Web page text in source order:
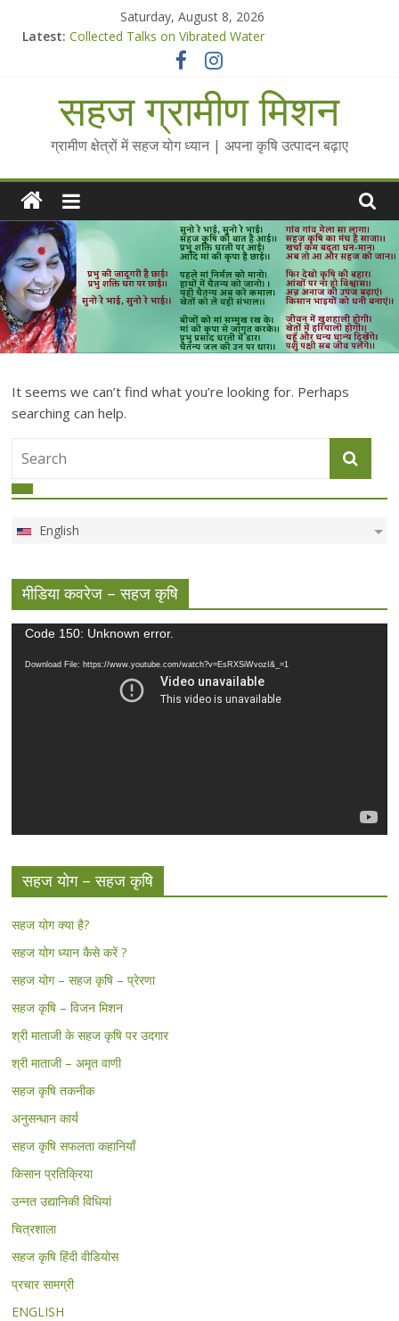
Saturday, August 8, 2026
Latest: Collected Talks on Vibrated Water
सहज कृषि प्रचार-प्रसार किट
Standee Designs @ 2025 for Sahaj Krishi Promotions
Chalo Gaon Ki Or Abhiyaan - 2025-26
सहज ग्रामीण मिशन
ग्रामीण क्षेत्रों में सहज योग ध्यान | अपना कृषि उत्पादन बढ़ाए
It seems we can’t find what you’re looking for. Perhaps
searching can help.
English
मीडिया कवरेज – सहज कृषि
Video
Code 150: Unknown error.
Download File: https://www.youtube.com/watch?v=EsRXSiWvozI&_=1
सहज योग – सहज कृषि
सहज योग क्या है?
सहज योग ध्यान कैसे करें ?
सहज योग – सहज कृषि – प्रेरणा
सहज कृषि – विजन मिशन
श्री माताजी के सहज कृषि पर उदगार
श्री माताजी – अमृत वाणी
सहज कृषि तकनीक
अनुसन्धान कार्य
सहज कृषि सफलता कहानियाँ
किसान प्रतिक्रिया
उन्नत उद्यानिकी विधियां
चित्रशाला
सहज कृषि हिंदी वीडियोस
प्रचार सामग्री
ENGLISH